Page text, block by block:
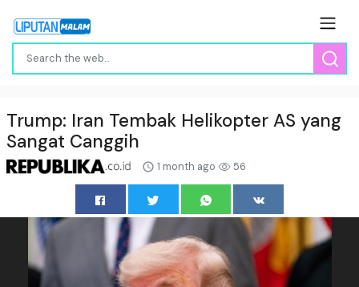
Trump: Iran Tembak Helikopter AS yang
Sangat Canggih
1 month ago 56